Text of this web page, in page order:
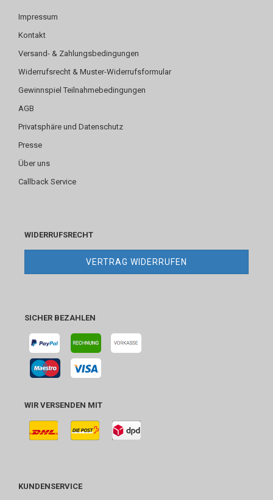
Impressum
Kontakt
Versand- & Zahlungsbedingungen
Widerrufsrecht & Muster-Widerrufsformular
Gewinnspiel Teilnahmebedingungen
AGB
Privatsphäre und Datenschutz
Presse
Über uns
Callback Service
WIDERRUFSRECHT
VERTRAG WIDERRUFEN
SICHER BEZAHLEN
WIR VERSENDEN MIT
KUNDENSERVICE